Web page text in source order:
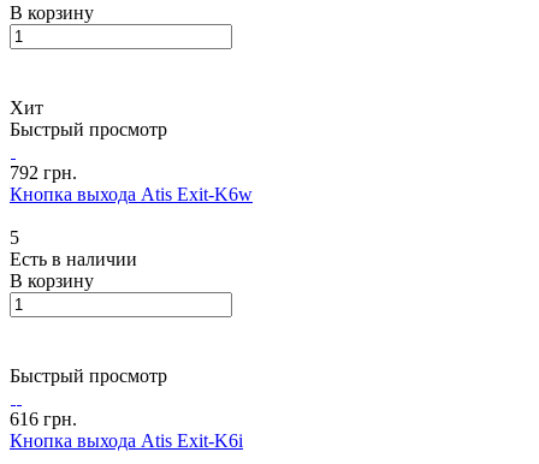
В корзину
Хит
Быстрый просмотр
792 грн.
Кнопка выхода Atis Exit-K6w
5
Есть в наличии
В корзину
Быстрый просмотр
616 грн.
Кнопка выхода Atis Exit-K6i